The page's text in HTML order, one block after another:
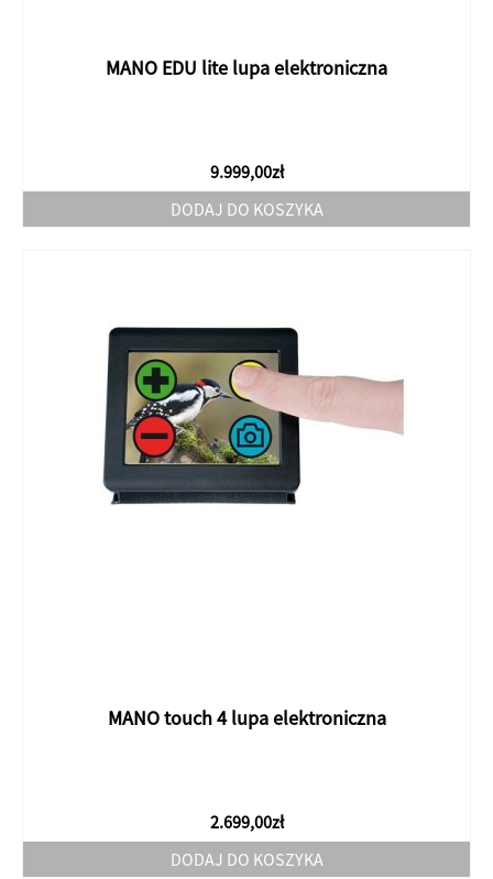
MANO EDU lite lupa elektroniczna
9.999,00zł
DODAJ DO KOSZYKA
MANO touch 4 lupa elektroniczna
2.699,00zł
DODAJ DO KOSZYKA